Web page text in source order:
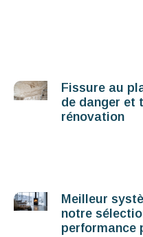
Fissure au
de danger et
rénovation
Meilleur
notre
performance